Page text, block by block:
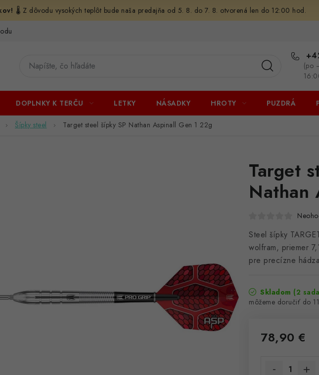
🌡️ Z dôvodu vysokých teplôt bude naša predajňa od 5. 8. do 7. 8. otvorená len do 12:00 hod.
(po
DOPLNKY K TERČU LETKY NÁSADKY HROTY PUZDRÁ
Šípky steel Target steel šípky SP Nathan Aspinall Gen 1 22g
Target
Nathan
Steel šípky
wolfram, priemer
pre precízne
Skladom (2
78,90 €